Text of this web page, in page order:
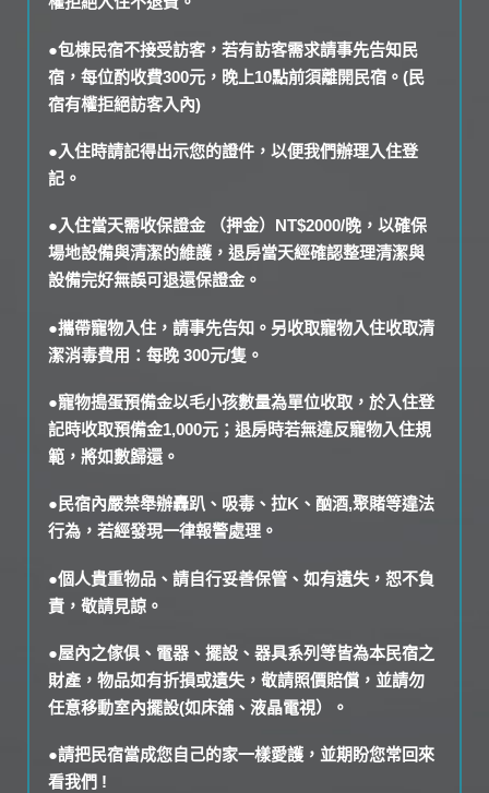
●包棟民宿不接受訪客，若有訪客需求請事先告知民
宿，每位酌收費300元，晚上10點前須離開民宿。(民
宿有權拒絕訪客入內)
●入住時請記得出示您的證件，以便我們辦理入住登
記。
●入住當天需收保證金 （押金）NT$2000/晚，以確保
場地設備與清潔的維護，退房當天經確認整理清潔與
設備完好無誤可退還保證金。
●攜帶寵物入住，請事先告知。另收取寵物入住收取清
潔消毒費用：每晚 300元/隻。
●寵物搗蛋預備金以毛小孩數量為單位收取，於入住登
記時收取預備金1,000元；退房時若無違反寵物入住規
範，將如數歸還。
●民宿內嚴禁舉辦轟趴、吸毒、拉K、酗酒,聚賭等違法
行為，若經發現一律報警處理。
●個人貴重物品、請自行妥善保管、如有遺失，恕不負
責，敬請見諒。
●屋內之傢俱、電器、擺設、器具系列等皆為本民宿之
財產，物品如有折損或遺失，敬請照價賠償，並請勿
任意移動室內擺設(如床舖、液晶電視）。
●請把民宿當成您自己的家一樣愛護，並期盼您常回來
看我們 !